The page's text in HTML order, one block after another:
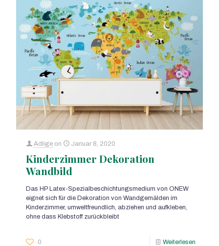
Adlige on Januar 8, 2020
Kinderzimmer Dekoration
Wandbild
Das HP Latex-Spezialbeschichtungsmedium von ONEW
eignet sich für die Dekoration von Wandgemälden im
Kinderzimmer, umweltfreundlich, abziehen und aufkleben,
ohne dass Klebstoff zurückbleibt
0 Weiterlesen